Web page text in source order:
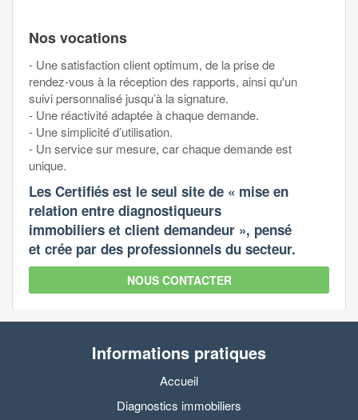
Nos vocations
- Une satisfaction client optimum, de la prise de
rendez-vous à la réception des rapports, ainsi qu'un
suivi personnalisé jusqu’à la signature.
- Une réactivité adaptée à chaque demande.
- Une simplicité d’utilisation.
- Un service sur mesure, car chaque demande est
unique.
Les Certifiés est le seul site de « mise en
relation entre diagnostiqueurs
immobiliers et client demandeur », pensé
et crée par des professionnels du secteur.
NOUS CONTACTER
Informations pratiques
Accueil
Diagnostics immobiliers